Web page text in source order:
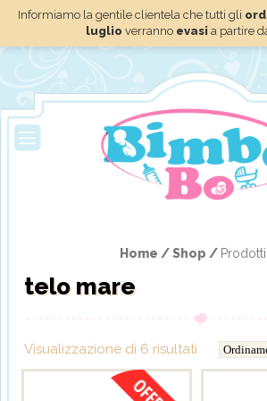
Informiamo la gentile clientela che tutti gli
luglio verranno evasi a partire
Home /Shop /
telo mare
Visualizzazione di 6 risultati